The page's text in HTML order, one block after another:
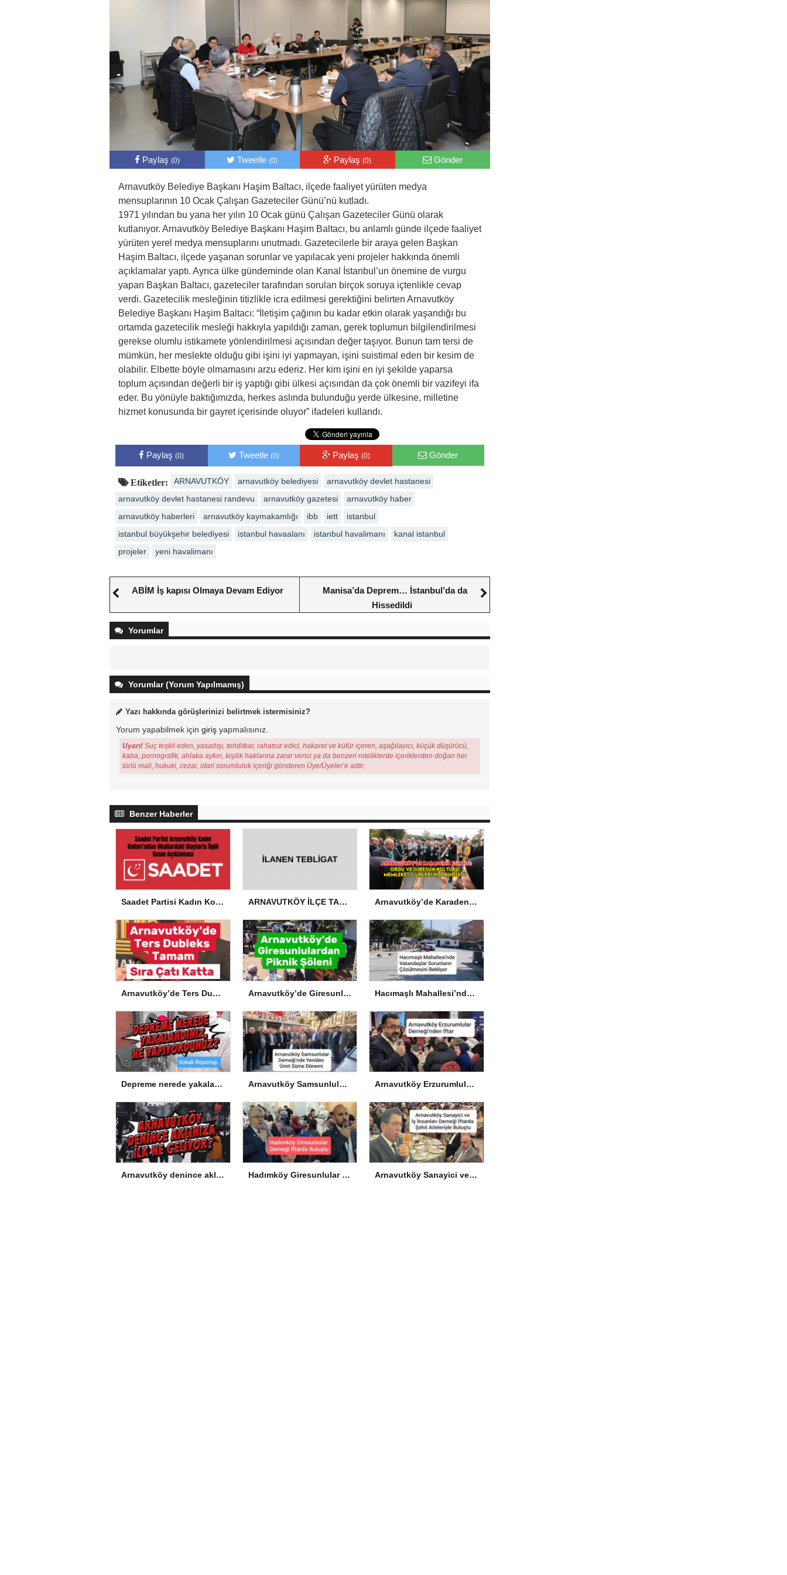
Paylaş (0) Tweetle(0) Paylaş(0) Gönder
Arnavutköy Belediye Başkanı Haşim Baltacı, ilçede faaliyet yürüten medya
mensuplarının 10 Ocak Çalışan Gazeteciler Günü’nü kutladı.
1971 yılından bu yana her yılın 10 Ocak günü Çalışan Gazeteciler Günü olarak
kutlanıyor. Arnavutköy Belediye Başkanı Haşim Baltacı, bu anlamlı günde ilçede faaliyet
yürüten yerel medya mensuplarını unutmadı. Gazetecilerle bir araya gelen Başkan
Haşim Baltacı, ilçede yaşanan sorunlar ve yapılacak yeni projeler hakkında önemli
açıklamalar yaptı. Ayrıca ülke gündeminde olan Kanal İstanbul’un önemine de vurgu
yapan Başkan Baltacı, gazeteciler tarafından sorulan birçok soruya içtenlikle cevap
verdi. Gazetecilik mesleğinin titizlikle icra edilmesi gerektiğini belirten Arnavutköy
Belediye Başkanı Haşim Baltacı: “İletişim çağının bu kadar etkin olarak yaşandığı bu
ortamda gazetecilik mesleği hakkıyla yapıldığı zaman, gerek toplumun bilgilendirilmesi
gerekse olumlu istikamete yönlendirilmesi açısından değer taşıyor. Bunun tam tersi de
mümkün, her meslekte olduğu gibi işini iyi yapmayan, işini suistimal eden bir kesim de
olabilir. Elbette böyle olmamasını arzu ederiz. Her kim işini en iyi şekilde yaparsa
toplum açısından değerli bir iş yaptığı gibi ülkesi açısından da çok önemli bir vazifeyi ifa
eder. Bu yönüyle baktığımızda, herkes aslında bulunduğu yerde ülkesine, milletine
hizmet konusunda bir gayret içerisinde oluyor” ifadeleri kullandı.
Paylaş(0) Tweetle (0) Paylaş (0) Gönder
Etiketler: ARNAVUTKÖY arnavutköy belediyesi
arnavutköy devlet hastanesi
arnavutköy devlet hastanesi randevu
arnavutköy gazetesi
arnavutköy haber
arnavutköy haberleri
arnavutköy kaymakamlığı ibb iett
istanbul
istanbul büyükşehir belediyesi
istanbul havaalanı istanbul havalimanı
kanal istanbul
projeler
yeni havalimanı
ABİM İş kapısı Olmaya Devam Ediyor
Manisa’da Deprem… İstanbul’da da
Hissedildi
Yorumlar
Yorumlar (Yorum Yapılmamış)
Yazı hakkında görüşlerinizi belirtmek istermisiniz?
Yorum yapabilmek için giriş yapmalısınız.
Uyarı! Suç teşkil eden, yasadışı, tehditkar, rahatsız edici, hakaret ve küfür içeren, aşağılayıcı, küçük düşürücü,
kaba, pornografik, ahlaka aykırı, kişilik haklarına zarar verici ya da benzeri niteliklerde içeriklerden doğan her
türlü mali, hukuki, cezai, idari sorumluluk içeriği gönderen Üye/Üyeler’e aittir.
Benzer Haberler
Saadet Partisi Kadın Kolları’ndan Okullardaki Olaylarla İlgili Basın Açıklaması ARNAVUTKÖY İLÇE TARIM VE ORMAN MÜDÜRLÜĞÜ’NDEN İLANEN TEBLİGAT Arnavutköy’de Karadeniz Esintisi: Ordu ve Giresun Kültürü Memleket Günleri’nde Buluştu
Arnavutköy’de Ters Dubleks Tamam, Sıra Çatı Katta Arnavutköy’de Giresunlulardan Piknik Şöleni Hacımaşlı Mahallesi’nde Vatandaşlar Sorunların Çözülmesini Bekliyor
Depreme nerede yakalandınız, ne yapıyordunuz? Arnavutköy Samsunlular Derneği’nde Yeniden Ümit Süme Dönemi Arnavutköy Erzurumlular Derneği’nden İftar
Arnavutköy denince aklınıza ilk ne geliyor? Hadımköy Giresunlular Derneği İftarda Buluştu Arnavutköy Sanayici ve İş İnsanları Derneği İftarda Şehit Aileleriyle Buluştu